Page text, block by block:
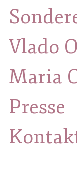
Vlado
Maria
Presse